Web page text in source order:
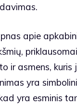
apie
ir asmens, kuris
yra
yra esminis